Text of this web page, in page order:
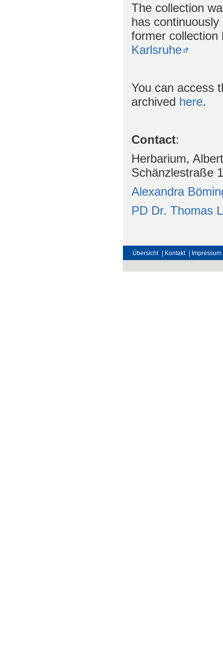
The collection
has
former collection
Karlsruhe
You can access
archived here.
Contact:
Herbarium,
Schänzlestraße
Alexandra
PD Dr. Thomas
Übersicht | Kontakt | Impressum